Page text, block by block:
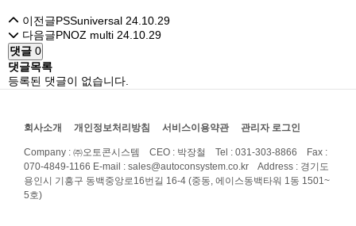
이전글PSSuniversal 24.10.29
다음글PNOZ multi 24.10.29
댓글 0
댓글목록
등록된 댓글이 없습니다.
회사소개 개인정보처리방침 서비스이용약관 관리자 로그인
Company : ㈜오토콘시스템 CEO : 박장철 Tel : 031-303-8866 Fax :
070-4849-1166 E-mail : sales@autoconsystem.co.kr Address : 경기도
용인시 기흥구 동백중앙로16번길 16-4 (중동, 에이스동백타워 1동 1501~
5호)